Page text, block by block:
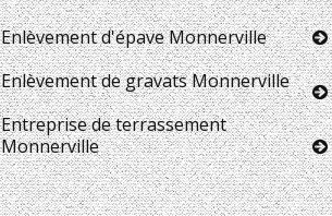
Enlèvement d'épave Monnerville
Enlèvement de gravats Monnerville
Entreprise de terrassement
Monnerville